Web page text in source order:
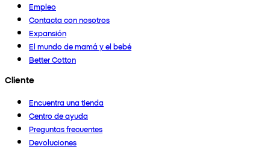
Empleo
Contacta con nosotros
Expansión
El mundo de mamá y el bebé
Better Cotton
Cliente
Encuentra una tienda
Centro de ayuda
Preguntas frecuentes
Devoluciones